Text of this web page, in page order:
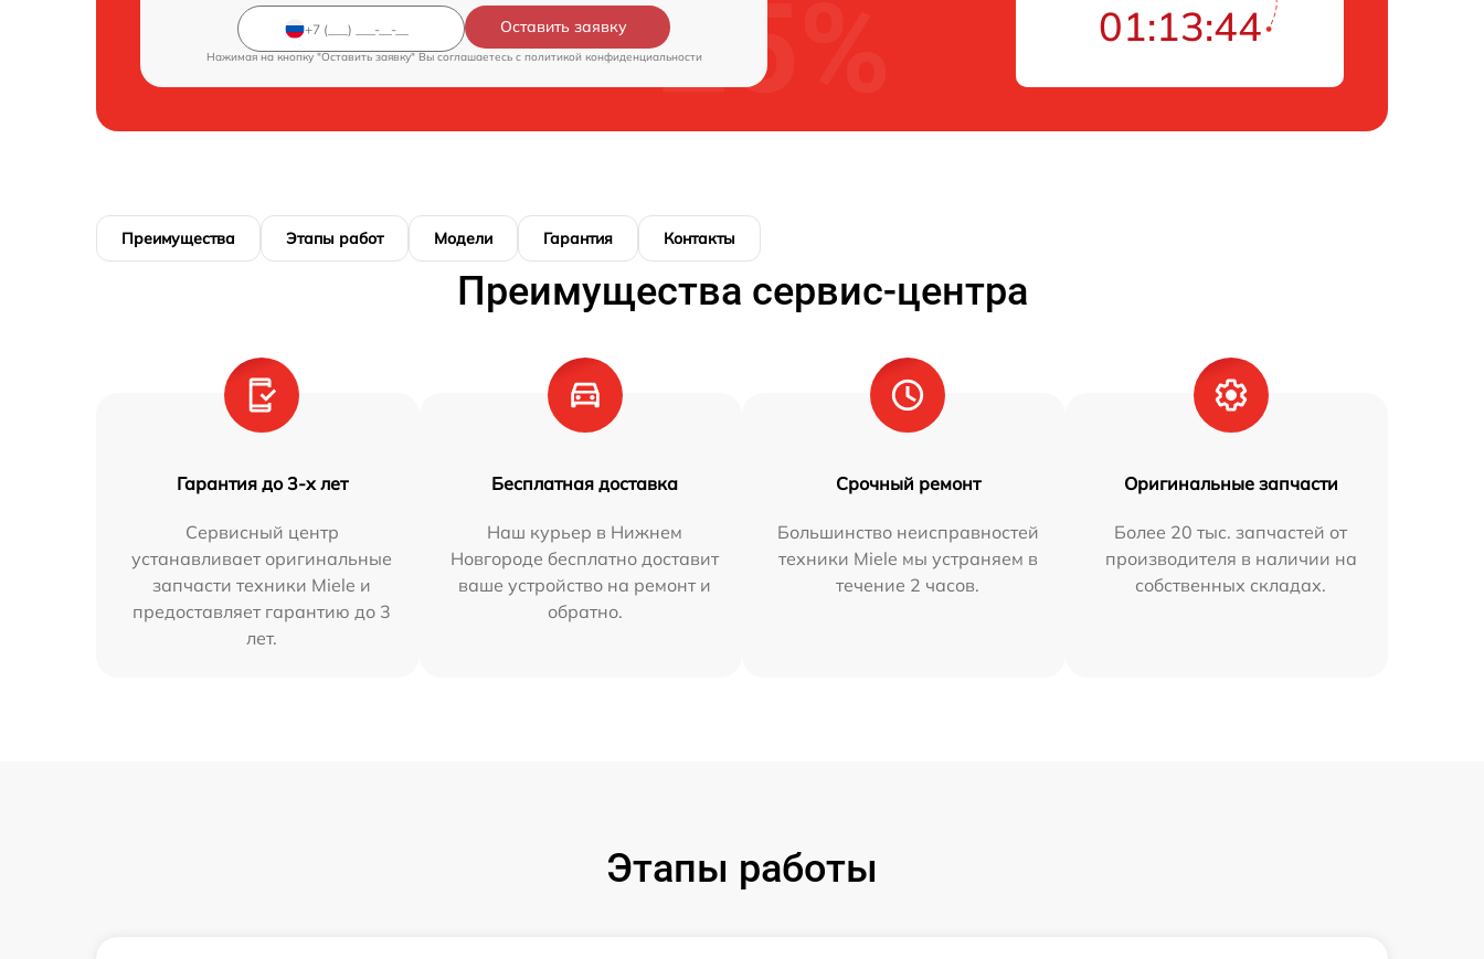
Оставить заявку
Нажимая на кнопку "Оставить заявку" Вы соглашаетесь c политикой конфиденциальности
01:13:43
Преимущества Этапы работ Модели Гарантия Контакты
Преимущества сервис-центра
Гарантия до 3-х лет
Сервисный центр
устанавливает оригинальные
запчасти техники Miele и
предоставляет гарантию до 3
лет.
Бесплатная доставка
Наш курьер в Нижнем
Новгороде бесплатно доставит
ваше устройство на ремонт и
обратно.
Срочный ремонт
Большинство неисправностей
техники Miele мы устраняем в
течение 2 часов.
Оригинальные запчасти
Более 20 тыс. запчастей от
производителя в наличии на
собственных складах.
Этапы работы